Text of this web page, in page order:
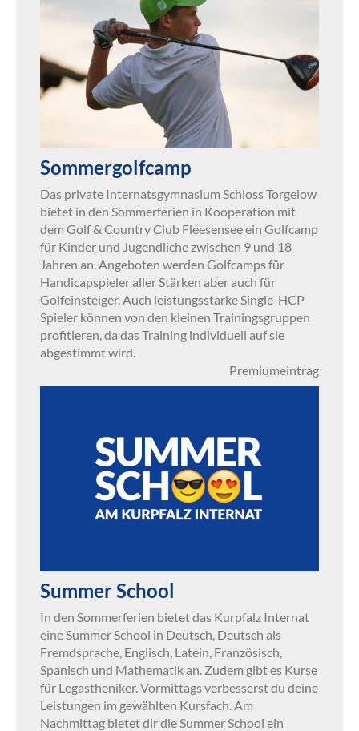
Sommergolfcamp
Das private Internatsgymnasium Schloss Torgelow
bietet in den Sommerferien in Kooperation mit
dem Golf & Country Club Fleesensee ein Golfcamp
für Kinder und Jugendliche zwischen 9 und 18
Jahren an. Angeboten werden Golfcamps für
Handicapspieler aller Stärken aber auch für
Golfeinsteiger. Auch leistungsstarke Single-HCP
Spieler können von den kleinen Trainingsgruppen
profitieren, da das Training individuell auf sie
abgestimmt wird.
Premiumeintrag
Summer School
In den Sommerferien bietet das Kurpfalz Internat
eine Summer School in Deutsch, Deutsch als
Fremdsprache, Englisch, Latein, Französisch,
Spanisch und Mathematik an. Zudem gibt es Kurse
für Legastheniker. Vormittags verbesserst du deine
Leistungen im gewählten Kursfach. Am
Nachmittag bietet dir die Summer School ein